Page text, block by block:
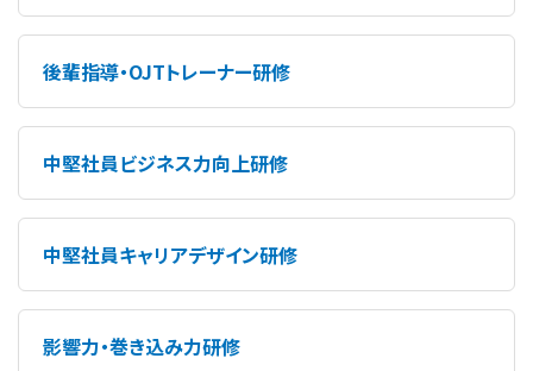
後輩指導・OJTトレーナー研修
中堅社員ビジネス力向上研修
中堅社員キャリアデザイン研修
影響力・巻き込み力研修